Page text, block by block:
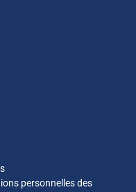
personnelles des